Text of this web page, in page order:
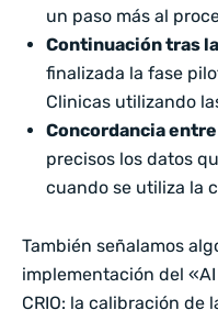
un paso más al
Continuación tras
finalizada la fase
Clinicas utilizando
Concordancia
precisos los datos
cuando se utiliza la
También señalamos
implementación del
CRIO: la calibración de